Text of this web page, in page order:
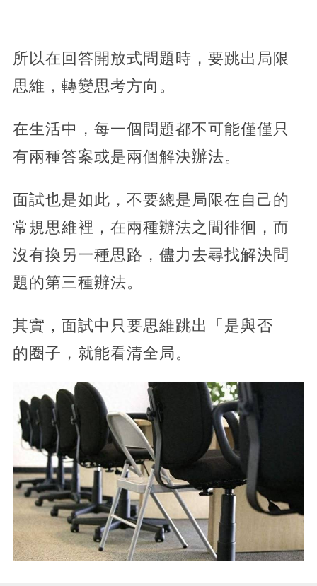
所以在回答開放式問題時，要跳出局限
思維，轉變思考方向。
在生活中，每一個問題都不可能僅僅只
有兩種答案或是兩個解決辦法。
面試也是如此，不要總是局限在自己的
常規思維裡，在兩種辦法之間徘徊，而
沒有換另一種思路，儘力去尋找解決問
題的第三種辦法。
其實，面試中只要思維跳出「是與否」
的圈子，就能看清全局。